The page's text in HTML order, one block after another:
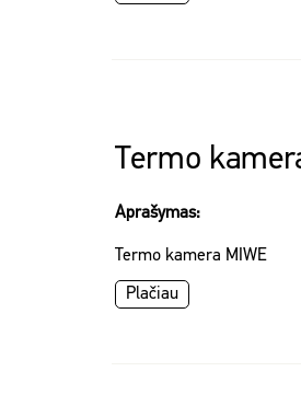
Termo
Aprašymas:
Termo kamera MIWE
Plačiau